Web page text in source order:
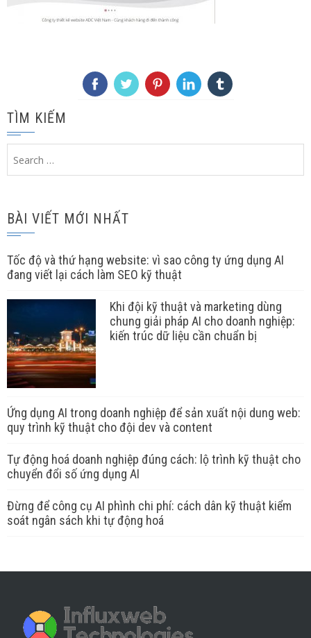
TÌM KIẾM
BÀI VIẾT MỚI NHẤT
Tốc độ và thứ hạng website: vì sao công ty ứng dụng AI
đang viết lại cách làm SEO kỹ thuật
Khi đội kỹ thuật và marketing dùng
chung giải pháp AI cho doanh nghiệp:
kiến trúc dữ liệu cần chuẩn bị
Ứng dụng AI trong doanh nghiệp để sản xuất nội dung web:
quy trình kỹ thuật cho đội dev và content
Tự động hoá doanh nghiệp đúng cách: lộ trình kỹ thuật cho
chuyển đổi số ứng dụng AI
Đừng để công cụ AI phình chi phí: cách dân kỹ thuật kiểm
soát ngân sách khi tự động hoá